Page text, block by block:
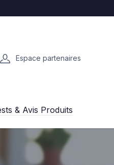
Espace partenaires
& Avis Produits